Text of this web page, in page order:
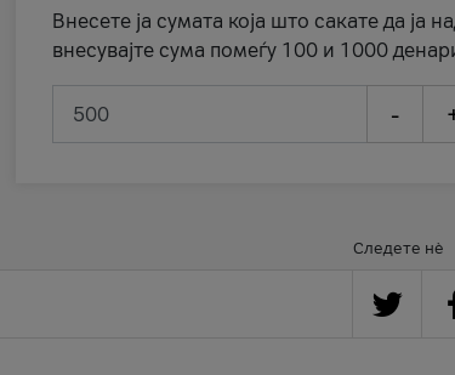
Внесете ја сумата која што сакате да ја
внесувајте сума помеѓу 100 и 1000
-
Следете нè